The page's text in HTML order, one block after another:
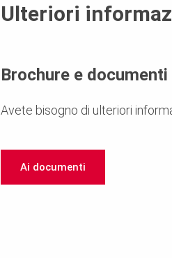
Ulteriori
Brochure e documenti
Avete bisogno di ulteriori
Ai documenti